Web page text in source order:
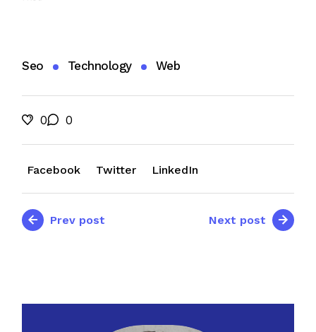
Seo Technology Web
0 0
Facebook Twitter LinkedIn
Prev post Next post